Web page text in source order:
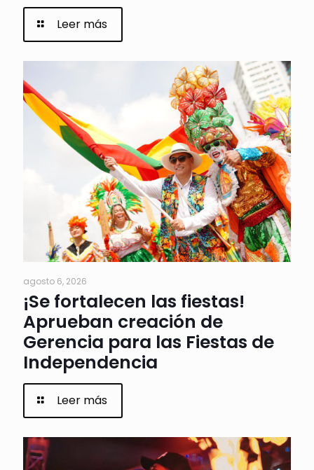
Leer más
agosto 6, 2026
¡Se fortalecen las fiestas!
Aprueban creación de
Gerencia para las Fiestas de
Independencia
Leer más